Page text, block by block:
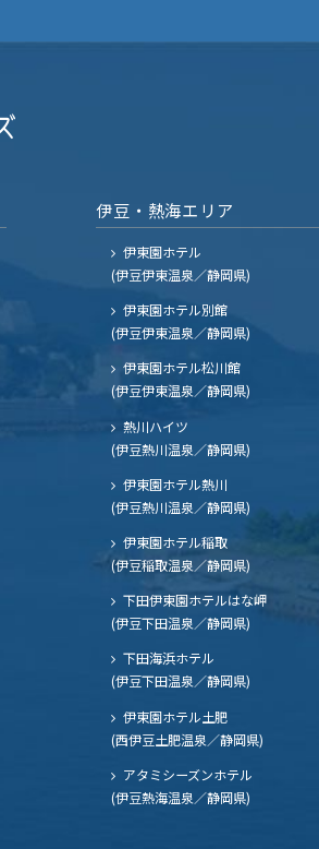
伊豆・熱海エリア
伊東園ホテル
(伊豆伊東温泉／静岡県)
伊東園ホテル別館
(伊豆伊東温泉／静岡県)
伊東園ホテル松川館
(伊豆伊東温泉／静岡県)
熱川ハイツ
(伊豆熱川温泉／静岡県)
伊東園ホテル熱川
(伊豆熱川温泉／静岡県)
伊東園ホテル稲取
(伊豆稲取温泉／静岡県)
下田伊東園ホテルはな岬
(伊豆下田温泉／静岡県)
下田海浜ホテル
(伊豆下田温泉／静岡県)
伊東園ホテル土肥
(西伊豆土肥温泉／静岡県)
アタミシーズンホテル
(伊豆熱海温泉／静岡県)